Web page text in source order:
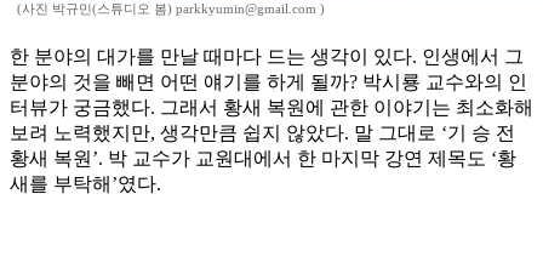
(사진 박규민(스튜디오 봄) parkkyumin@gmail.com )
한 분야의 대가를 만날 때마다 드는 생각이 있다. 인생에서 그
분야의 것을 빼면 어떤 얘기를 하게 될까? 박시룡 교수와의 인
터뷰가 궁금했다. 그래서 황새 복원에 관한 이야기는 최소화해
보려 노력했지만, 생각만큼 쉽지 않았다. 말 그대로 ‘기 승 전
황새 복원’. 박 교수가 교원대에서 한 마지막 강연 제목도 ‘황
새를 부탁해’였다.